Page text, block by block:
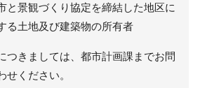
と景観づくり協定を締結した地区に
る土地及び建築物の所有者
つきましては、都市計画課までお問
せください。